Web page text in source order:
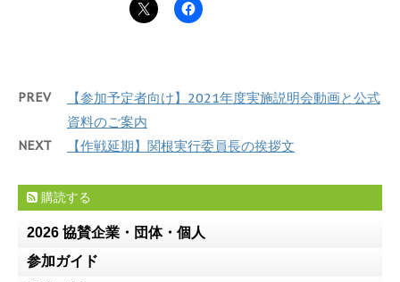
PREV
【参加予定者向け】2021年度実施説明会動画と公式
資料のご案内
NEXT 【作戦延期】関根実行委員長の挨拶文
購読する
2026 協賛企業・団体・個人
参加ガイド